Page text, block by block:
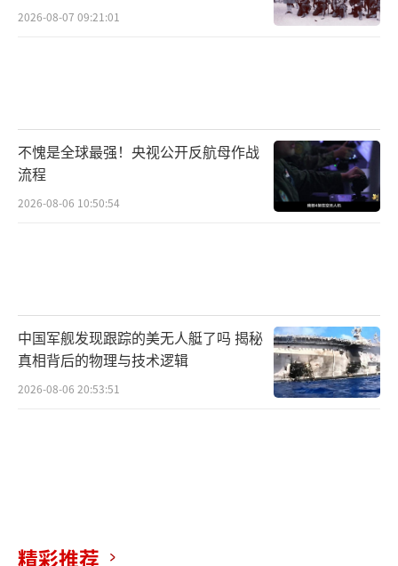
2026-08-07 09:21:01
不愧是全球最强！央视公开反航母作战
流程
2026-08-06 10:50:54
中国军舰发现跟踪的美无人艇了吗 揭秘
真相背后的物理与技术逻辑
2026-08-06 20:53:51
精彩推荐